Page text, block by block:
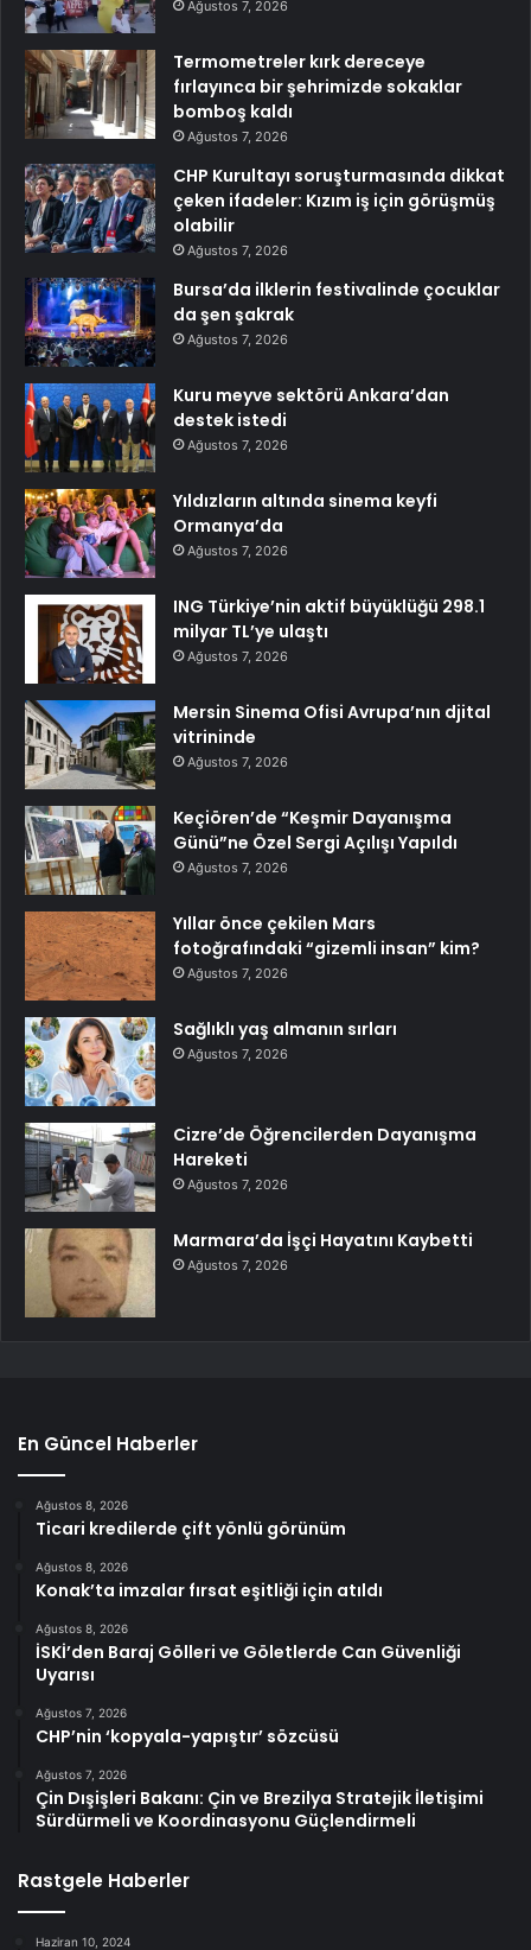
Ağustos 7, 2026
Termometreler kırk dereceye
fırlayınca bir şehrimizde sokaklar
bomboş kaldı
Ağustos 7, 2026
CHP Kurultayı soruşturmasında dikkat
çeken ifadeler: Kızım iş için görüşmüş
olabilir
Ağustos 7, 2026
Bursa’da ilklerin festivalinde çocuklar
da şen şakrak
Ağustos 7, 2026
Kuru meyve sektörü Ankara’dan
destek istedi
Ağustos 7, 2026
Yıldızların altında sinema keyfi
Ormanya’da
Ağustos 7, 2026
ING Türkiye’nin aktif büyüklüğü 298.1
milyar TL’ye ulaştı
Ağustos 7, 2026
Mersin Sinema Ofisi Avrupa’nın djital
vitrininde
Ağustos 7, 2026
Keçiören’de “Keşmir Dayanışma
Günü”ne Özel Sergi Açılışı Yapıldı
Ağustos 7, 2026
Yıllar önce çekilen Mars
fotoğrafındaki “gizemli insan” kim?
Ağustos 7, 2026
Sağlıklı yaş almanın sırları
Ağustos 7, 2026
Cizre’de Öğrencilerden Dayanışma
Hareketi
Ağustos 7, 2026
Marmara’da İşçi Hayatını Kaybetti
Ağustos 7, 2026
En Güncel Haberler
Ağustos 8, 2026
Ticari kredilerde çift yönlü görünüm
Ağustos 8, 2026
Konak’ta imzalar fırsat eşitliği için atıldı
Ağustos 8, 2026
İSKİ’den Baraj Gölleri ve Göletlerde Can Güvenliği
Uyarısı
Ağustos 7, 2026
CHP’nin ‘kopyala-yapıştır’ sözcüsü
Ağustos 7, 2026
Çin Dışişleri Bakanı: Çin ve Brezilya Stratejik İletişimi
Sürdürmeli ve Koordinasyonu Güçlendirmeli
Rastgele Haberler
Haziran 10, 2024